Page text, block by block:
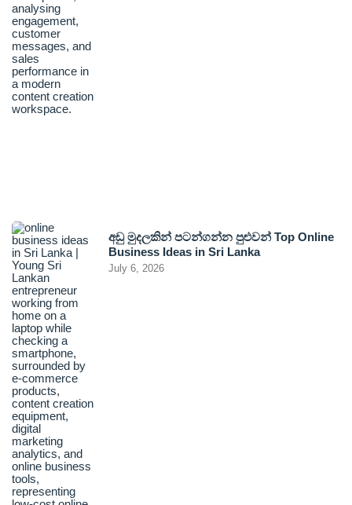
අඩු මුදලකින් පටන්ගන්න පුළුවන් Top Online
Business Ideas in Sri Lanka
July 6, 2026